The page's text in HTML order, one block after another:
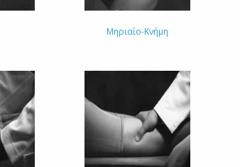
Μηριαίο-Κνήμη